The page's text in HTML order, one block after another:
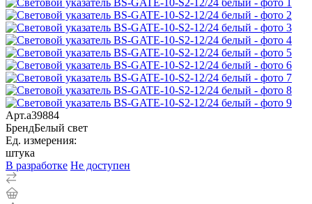
Арт.a39884
БрендБелый свет
Ед. измерения:
штука
В разработке Не доступен